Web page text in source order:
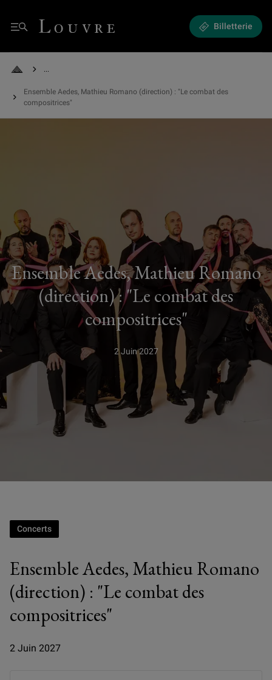
Menu
Louvre - Retour à l'accueil Billetterie
Retour à l'accueil
Ensemble Aedes, Mathieu Romano (direction) : "Le combat des
compositrices"
Ensemble Aedes, Mathieu Romano
(direction) : "Le combat des
compositrices"
2 Juin 2027
Ensemble Aedes, Mathieu Romano
(direction) : "Le combat des
compositrices"
Concerts
2 Juin 2027